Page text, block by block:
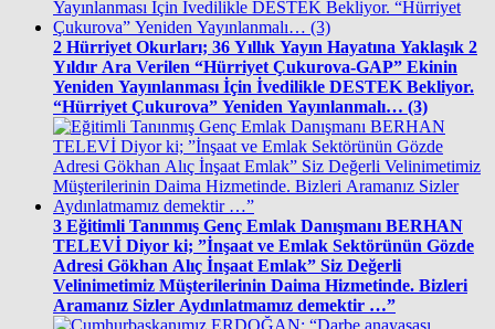
2 Hürriyet Okurları; 36 Yıllık Yayın Hayatına Yaklaşık 2
Yıldır Ara Verilen “Hürriyet Çukurova-GAP” Ekinin
Yeniden Yayınlanması İçin İvedilikle DESTEK Bekliyor.
“Hürriyet Çukurova” Yeniden Yayınlanmalı… (3)
3 Eğitimli Tanınmış Genç Emlak Danışmanı BERHAN
TELEVİ Diyor ki; ”İnşaat ve Emlak Sektörünün Gözde
Adresi Gökhan Alıç İnşaat Emlak” Siz Değerli
Velinimetimiz Müşterilerinin Daima Hizmetinde. Bizleri
Aramanız Sizler Aydınlatmamız demektir …”